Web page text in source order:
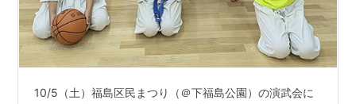
10/5（土）福島区民まつり（＠下福島公園）の演武会に